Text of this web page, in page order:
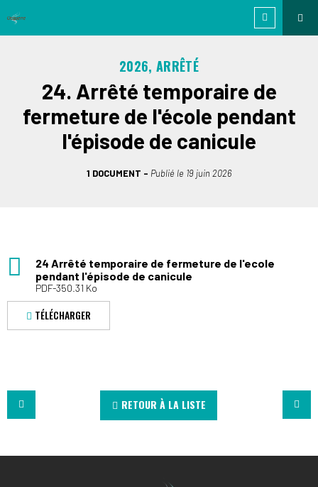
2026, ARRÊTÉ
24. Arrêté temporaire de
fermeture de l'école pendant
l'épisode de canicule
1 DOCUMENT Publié le 19 juin 2026
24 Arrêté temporaire de fermeture de l'ecole
pendant l'épisode de canicule
PDF-350.31 Ko
TÉLÉCHARGER
RETOUR À LA LISTE